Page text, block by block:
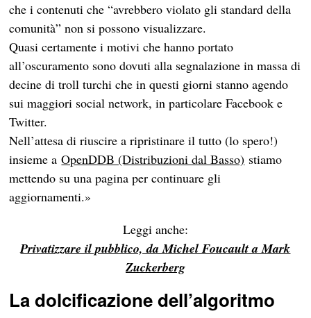
che i contenuti che “avrebbero violato gli standard della
comunità” non si possono visualizzare.
Quasi certamente i motivi che hanno portato
all’oscuramento sono dovuti alla segnalazione in massa di
decine di troll turchi che in questi giorni stanno agendo
sui maggiori social network, in particolare Facebook e
Twitter.
Nell’attesa di riuscire a ripristinare il tutto (lo spero!)
insieme aOpenDDB (Distribuzioni dal Basso) stiamo
mettendo su una pagina per continuare gli
aggiornamenti.»
Leggi anche:
Privatizzare il pubblico, da Michel Foucault a Mark
Zuckerberg
La dolcificazione dell’algoritmo